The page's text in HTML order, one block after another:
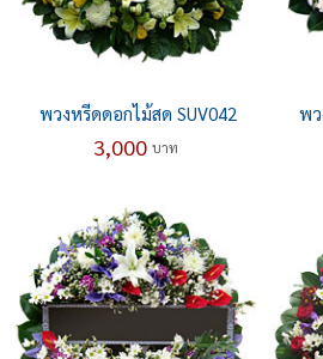
พวงหรีดดอกไม้สด SUV042
3,000 บาท
พว